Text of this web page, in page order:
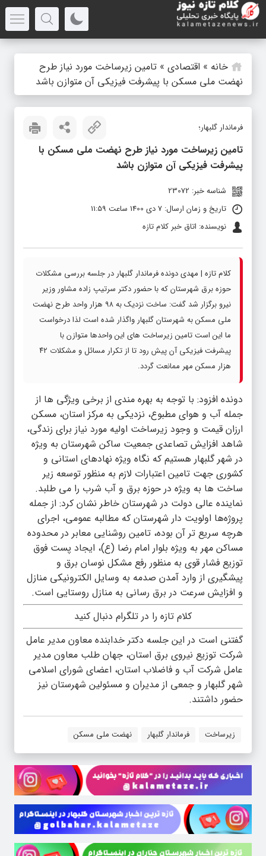
خانه » اقتصادی » تامین زیرساخت مورد نیاز طرح
نهضت ملی مسکن با پیشرفت فیزیکی آن متوازن باشد
فرماندار گلبهار؛
تامین زیرساخت مورد نیاز طرح نهضت ملی مسکن با
پیشرفت فیزیکی آن متوازن باشد
شناسه خبر: 23072
تاریخ و زمان ارسال: 7 دی 1400 ساعت 11:59
نویسنده: اتاق خبر کلام تازه
کلام تازه | مهدی دونده فرماندار گلبهار در جلسه بررسی مشکلات
حوزه برق شهرستان که با حضور دکتر سرتیپ زاده مشاور وزیر
نیرو برگزار شد گفت: ساخت نزدیک به ۹۸ هزار واحد طرح نهضت
ملی مسکن به شهرستان گلبهار واگذار شده است لذا درخواست
ما این است تامین زیرساخت های این واحدها متوازن با
پیشرفت فیزیکی آن پیش رود تا از تکرار مسائل و مشکلات ۴۲
هزار مسکن مهر ممانعت گردد.
دونده افزود: با توجه به بهره مندی از برخی ویژگی ها از
جمله آب و هوای مطبوع، نزدیکی به مرکز استان، مسکن
ارزان قیمت و وجود زیرساخت اولیه مورد نیاز برای زندگی،
شاهد افزایش تصاعدی جمعیت ساکن شهرستان به ویژه
در شهر گلبهار هستیم که نگاه ویژه نهادهای استانی و
کشوری جهت تامین اعتبارات لازم به منظور توسعه زیر
ساخت ها به ویژه در حوزه برق و آب شرب را می طلبد.
نماینده عالی دولت در شهرستان خاطر نشان کرد: از جمله
پروژه‌ها اولویت دار شهرستان که مطالبه عمومی، اجرای
هرچه سریع تر آن بوده، تامین روشنایی معابر در محدوده
مساکن مهر به ویژه بلوار امام رضا (ع)، ایجاد پست فوق
توزیع فشار قوی به منظور رفع مشکل نوسان برق و
پیشگیری از وارد آمدن صدمه به وسایل الکترونیکی منازل
و افزایش سرعت در برق رسانی به منازل روستایی است.
کلام تازه را در تلگرام دنبال کنید
گفتنی است در این جلسه دکتر خدابنده معاون مدیر عامل
شرکت توزیع نیروی برق استان، جهان طلب معاون مدیر
عامل شرکت آب و فاضلاب استان، اعضای شورای اسلامی
شهر گلبهار و جمعی از مدیران و مسئولین شهرستان نیز
حضور داشتند.
زیرساخت فرماندار گلبهار نهضت ملی مسکن